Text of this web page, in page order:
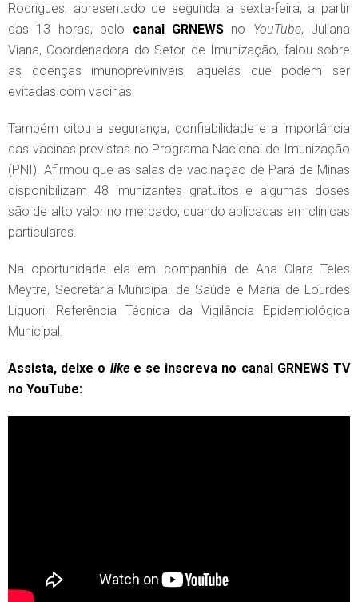
Rodrigues, apresentado de segunda a sexta-feira, a partir
das 13 horas, pelo canal GRNEWSno YouTube, Juliana
Viana, Coordenadora do Setor de Imunização, falou sobre
as doenças imunopreviníveis, aquelas que podem ser
evitadas com vacinas.
Também citou a segurança, confiabilidade e a importância
das vacinas previstas no Programa Nacional de Imunização
(PNI). Afirmou que as salas de vacinação de Pará de Minas
disponibilizam 48 imunizantes gratuitos e algumas doses
são de alto valor no mercado, quando aplicadas em clínicas
particulares.
Na oportunidade ela em companhia de Ana Clara Teles
Meytre, Secretária Municipal de Saúde e Maria de Lourdes
Liguori, Referência Técnica da Vigilância Epidemiológica
Municipal.
Assista, deixe o likee se inscreva no canal GRNEWS TV
no YouTube: